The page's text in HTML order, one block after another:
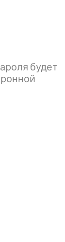
будет